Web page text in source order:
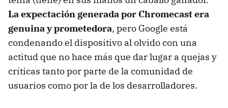
La expectación generada por Chromecast era
genuina y prometedora, pero Google está
condenando el dispositivo al olvido con una
actitud que no hace más que dar lugar a quejas y
críticas tanto por parte de la comunidad de
usuarios como por la de los desarrolladores.